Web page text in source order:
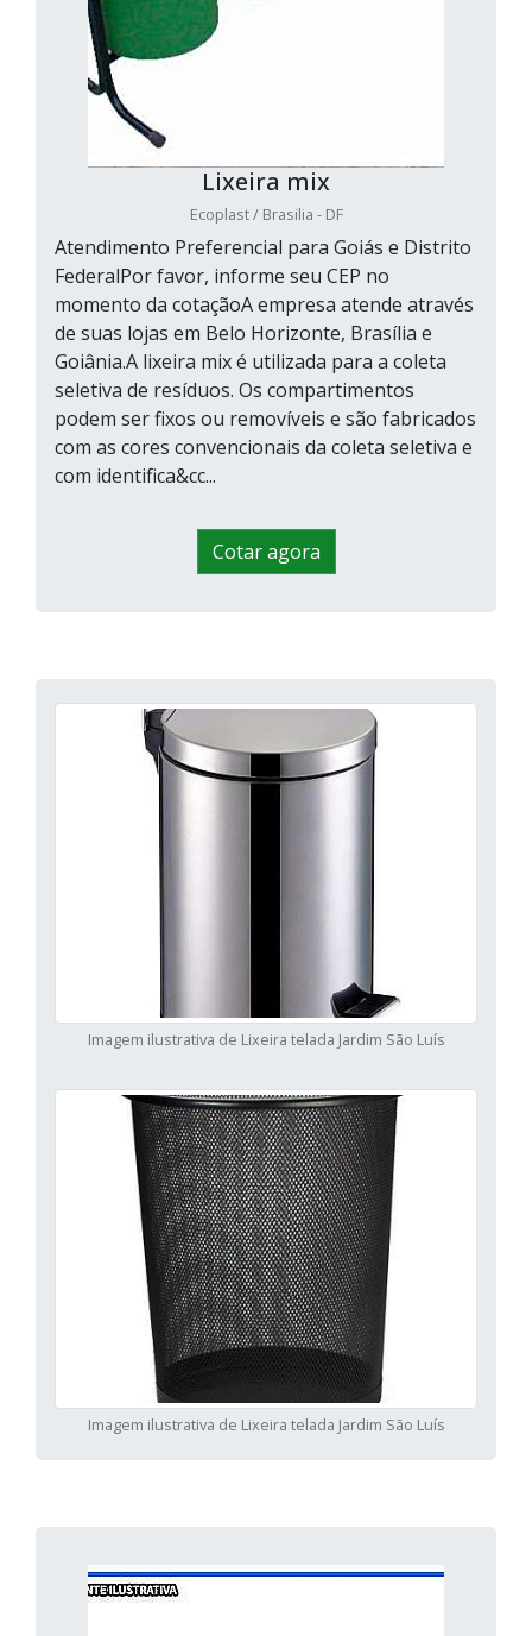
Lixeira mix
Ecoplast / Brasilia - DF
Atendimento Preferencial para Goiás e Distrito
FederalPor favor, informe seu CEP no
momento da cotaçãoA empresa atende através
de suas lojas em Belo Horizonte, Brasília e
Goiânia.A lixeira mix é utilizada para a coleta
seletiva de resíduos. Os compartimentos
podem ser fixos ou removíveis e são fabricados
com as cores convencionais da coleta seletiva e
com identifica&cc...
Cotar agora
Imagem ilustrativa de Lixeira telada Jardim São Luís
Imagem ilustrativa de Lixeira telada Jardim São Luís